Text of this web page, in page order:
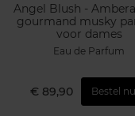
Angel Blush -
gourmand musky
voor dames
Eau de Parfum
€ 89,90 Bestel